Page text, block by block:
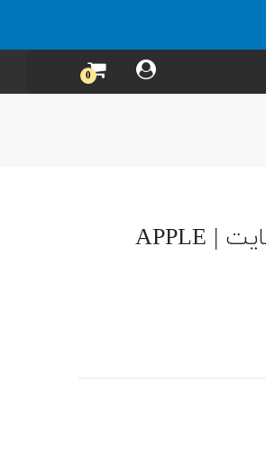
0
آیفون 13 مینی ظرفیت 128 گیگابایت | APPLE